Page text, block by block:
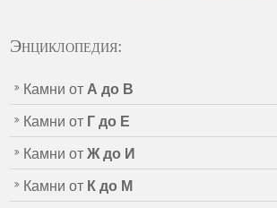
Энциклопедия:
Камни от А до В
Камни от Г до Е
Камни отЖ до И
Камни от К до М